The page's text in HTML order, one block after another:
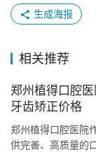
生成海报
相关推荐
郑州植得口腔
牙齿矫正价格
郑州植得口腔医院
供完善、高质量的